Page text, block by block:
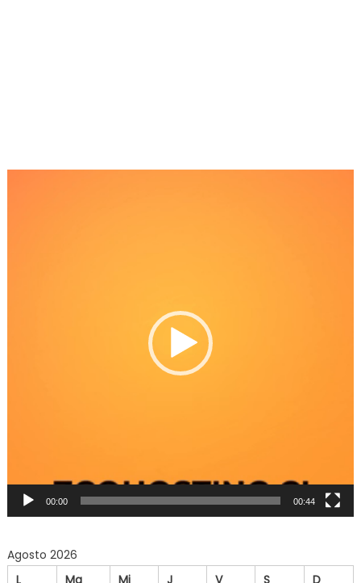
00:00 00:44
Agosto 2026
L
Ma Mi J V S
D